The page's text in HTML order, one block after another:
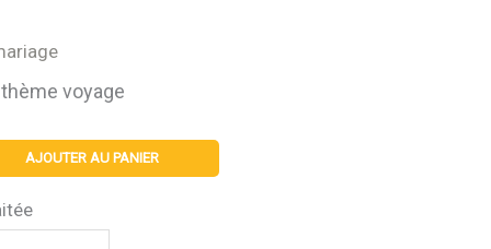
voyage
AJOUTER AU PANIER